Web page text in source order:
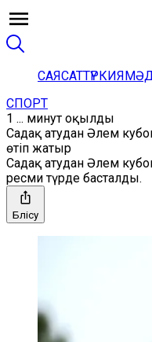
САЯСАТТҮРКИЯ
СПОРТ
1 ... минут оқылды
Садақ атудан Әлем
өтіп жатыр
Садақ атудан Әлем
ресми түрде басталды.
Бөлісу